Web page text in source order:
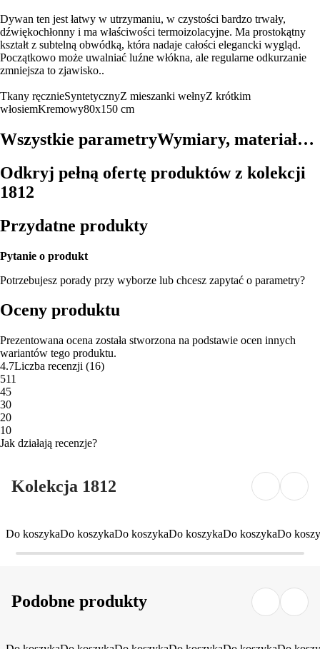
Dywan ten jest łatwy w utrzymaniu, w czystości bardzo trwały,
dźwiękochłonny i ma właściwości termoizolacyjne. Ma prostokątny
kształt z subtelną obwódką, która nadaje całości elegancki wygląd.
Początkowo może uwalniać luźne włókna, ale regularne odkurzanie
zmniejsza to zjawisko..
Tkany ręcznieSyntetycznyZ mieszanki wełnyZ krótkim
włosiemKremowy80x150 cm
Wszystkie parametryWymiary, materiał…
Odkryj pełną ofertę produktów z kolekcji
1812
Przydatne produkty
Pytanie o produkt
Potrzebujesz porady przy wyborze lub chcesz zapytać o parametry?
Oceny produktu
Prezentowana ocena została stworzona na podstawie ocen innych
wariantów tego produktu.
4.7Liczba recenzji (16)
511
45
30
20
10
Jak działają recenzje?
Kolekcja 1812
Do koszykaDo koszykaDo koszykaDo koszykaDo koszykaDo
Podobne produkty